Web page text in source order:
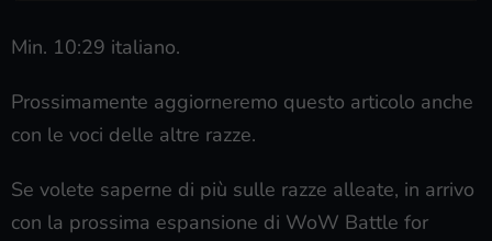
Min. 10:29 italiano.
Prossimamente aggiorneremo questo articolo anche
con le voci delle altre razze.
Se volete saperne di più sulle razze alleate, in arrivo
con la prossima espansione di WoW Battle for